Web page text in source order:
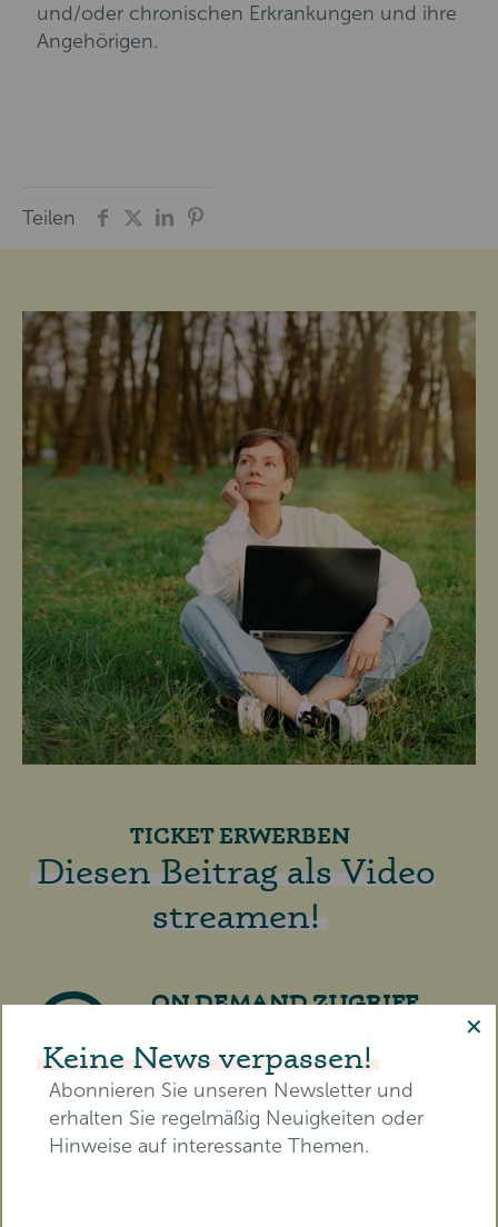
und/oder chronischen Erkrankungen und ihre
Angehörigen.
Teilen
TICKET ERWERBEN
Diesen Beitrag als Video
streamen!
ON DEMAND ZUGRIFF
wachsende Video-Mediathek aus
bereits über280 Vorträgen,
Lesungenund Interviews.
Dauerhaft und von überall
✕
Keine News verpassen!
Abonnieren Sie unseren Newsletter und
erhalten Sie regelmäßig Neuigkeiten oder
Hinweise auf interessante Themen.